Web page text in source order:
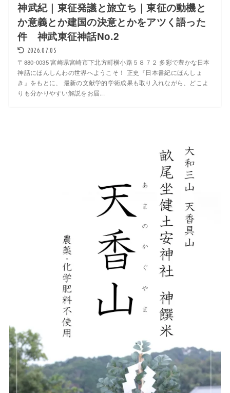
神武紀｜東征発議と旅立ち｜東征の動機と
か意義とか建国の決意とかをアツく語った
件 神武東征神話No.2
2026.07.05
〒880-0035 宮崎県宮崎市下北方町横小路５８７２ 多彩で豊かな日本
神話にほんしんわの世界へようこそ！ 正史『日本書紀にほんしょ
き』をもとに、 最新の文献学的学術成果も取り入れながら、どこよ
りも分かりやすい解説をお届...